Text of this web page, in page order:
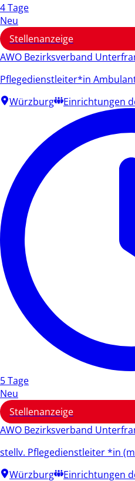
4 Tage
Neu
Stellenanzeige
AWO Bezirksverband
Pflegedienstleiter*in
Würzburg
Einrichtungen
5 Tage
Neu
Stellenanzeige
AWO Bezirksverband
stellv. Pflegedienstleiter *in
Würzburg
Einrichtungen